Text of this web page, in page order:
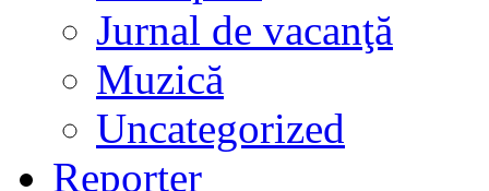
Jurnal de vacanţă
Muzică
Uncategorized
Reporter